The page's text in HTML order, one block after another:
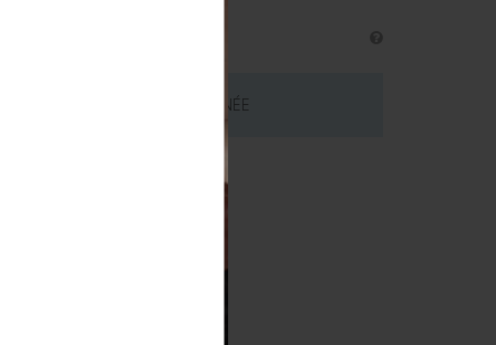
LOT EST MAINTENANT TERMINÉE